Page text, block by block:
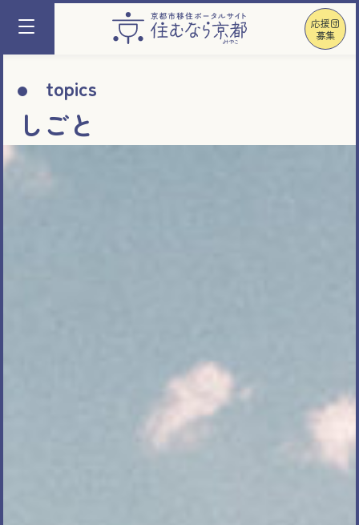
応援団
募集
topics
しごと